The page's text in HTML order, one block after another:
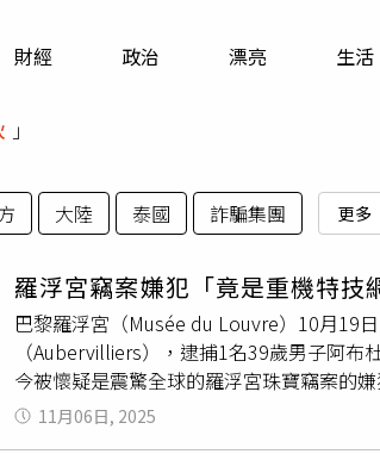
運勢
財經 政治 漂亮 生活
」
大陸 泰國 詐騙集團 更多
羅浮宮竊案嫌犯「竟是重機特
巴黎羅浮宮（Musée du Louvre）10月19
（Aubervilliers），逮捕1名39歲男子阿
今被懷疑是震驚全球的羅浮宮珠寶竊案的
元）的皇室珠寶竊案，被形容為法國近年
耶出生於歐貝維利耶，案發6天後他隨即
11月06日, 2025